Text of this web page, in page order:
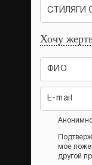
СТИЛЯГИ
Хочу
мое
другой